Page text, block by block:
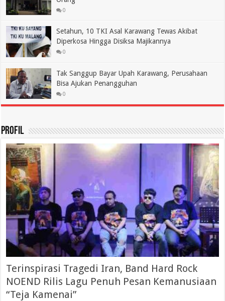
0
Setahun, 10 TKI Asal Karawang Tewas Akibat
Diperkosa Hingga Disiksa Majikannya
0
Tak Sanggup Bayar Upah Karawang, Perusahaan
Bisa Ajukan Penangguhan
0
Profil
Terinspirasi Tragedi Iran, Band Hard Rock
NOEND Rilis Lagu Penuh Pesan Kemanusiaan
“Teja Kamenai”